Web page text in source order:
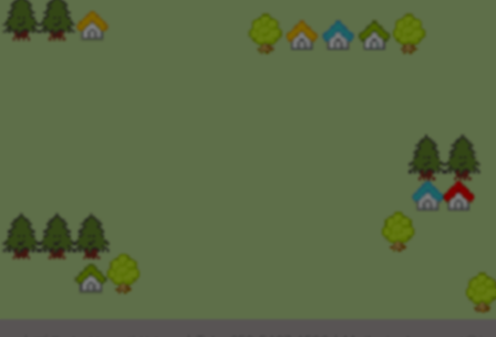
※2022年1月現在
｢不動産の一括査定サイトに関するランキング調査｣より
(株)東京商工リサーチ調べ